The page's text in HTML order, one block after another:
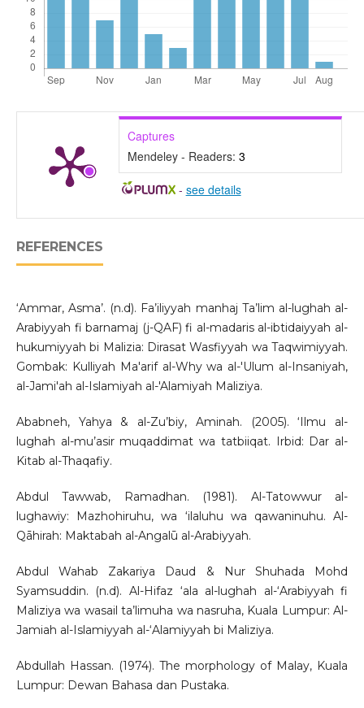
Captures
Mendeley - Readers: 3
- see details
REFERENCES
‘Ammar, Asma’. (n.d). Fa’iliyyah manhaj Ta’lim al-lughah al-
Arabiyyah fi barnamaj (j-QAF) fi al-madaris al-ibtidaiyyah al-
hukumiyyah bi Malizia: Dirasat Wasfiyyah wa Taqwimiyyah.
Gombak: Kulliyah Ma'arif al-Why wa al-'Ulum al-Insaniyah,
al-Jami'ah al-Islamiyah al-'Alamiyah Maliziya.
Ababneh, Yahya & al-Zu’biy, Aminah. (2005). ‘Ilmu al-
lughah al-mu’asir muqaddimat wa tatbiiqat. Irbid: Dar al-
Kitab al-Thaqafiy.
Abdul Tawwab, Ramadhan. (1981). Al-Tatowwur al-
lughawiy: Mazhohiruhu, wa ‘ilaluhu wa qawaninuhu. Al-
Qāhirah: Maktabah al-Angalū al-Arabiyyah.
Abdul Wahab Zakariya Daud & Nur Shuhada Mohd
Syamsuddin. (n.d). Al-Hifaz ‘ala al-lughah al-‘Arabiyyah fi
Maliziya wa wasail ta’limuha wa nasruha, Kuala Lumpur: Al-
Jamiah al-Islamiyyah al-‘Alamiyyah bi Maliziya.
Abdullah Hassan. (1974). The morphology of Malay, Kuala
Lumpur: Dewan Bahasa dan Pustaka.